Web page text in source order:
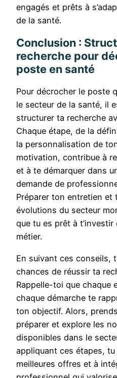
engagés et prêts à
de la santé.
Conclusion :
recherche pour
poste en santé
Pour décrocher le poste
le secteur de la santé, il
structurer ta recherche
Chaque étape, de la
la personnalisation de
motivation, contribue à
et à te démarquer dans
demande de
Préparer ton entretien et
évolutions du secteur
que tu es prêt à
métier.
En suivant ces conseils,
chances de réussir ta
Rappelle-toi que chaque
chaque démarche te
ton objectif. Alors,
préparer et explore les
disponibles dans le
appliquant ces étapes,
meilleures offres et à